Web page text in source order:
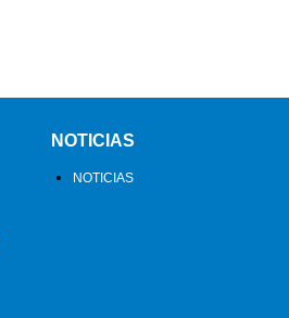
NOTICIAS
NOTICIAS